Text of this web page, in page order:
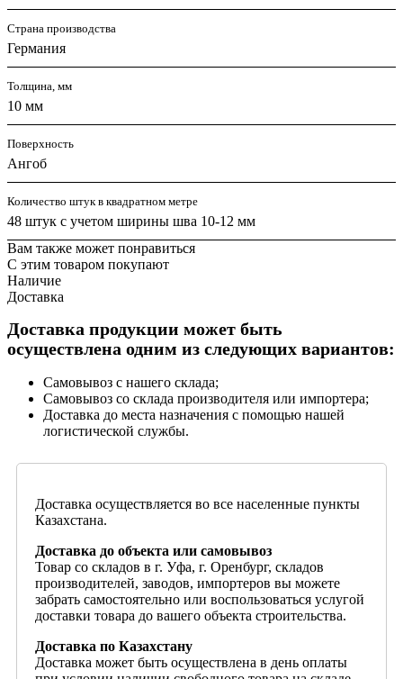
Страна производства
Германия
Толщина, мм
10 мм
Поверхность
Ангоб
Количество штук в квадратном метре
48 штук с учетом ширины шва 10-12 мм
Вам также может понравиться
С этим товаром покупают
Наличие
Доставка
Доставка продукции может быть
осуществлена одним из следующих вариантов:
Самовывоз с нашего склада;
Самовывоз со склада производителя или импортера;
Доставка до места назначения с помощью нашей
логистической службы.
Доставка осуществляется во все населенные пункты
Казахстана.
Доставка до объекта или самовывоз
Товар со складов в г. Уфа, г. Оренбург, складов
производителей, заводов, импортеров вы можете
забрать самостоятельно или воспользоваться услугой
доставки товара до вашего объекта строительства.
Доставка по Казахстану
Доставка может быть осуществлена в день оплаты